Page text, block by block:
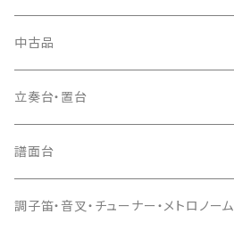
爪入
爪駒入
猫足入
爪ばさみ
胴掛
根緒
糸
(丸三) 寿糸
駒
つゆ切り
お祭り用７穴
太鼓撥
手拍子（チャンチャン）
当り鉦
シュモク（当り鉦バチ）
中古品
箏（本体）
三味線（本体）
立奏台・置台
譜面台
座奏用譜面台
調子笛・音叉・チューナー・メトロノーム